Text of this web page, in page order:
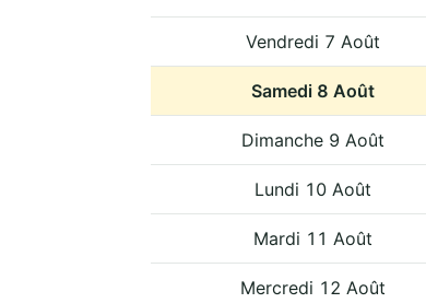
Vendredi 7 Août
Samedi 8 Août
Dimanche 9 Août
Lundi 10 Août
Mardi 11 Août
Mercredi 12 Août